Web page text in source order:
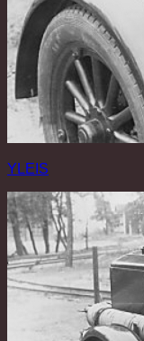
YLEIS